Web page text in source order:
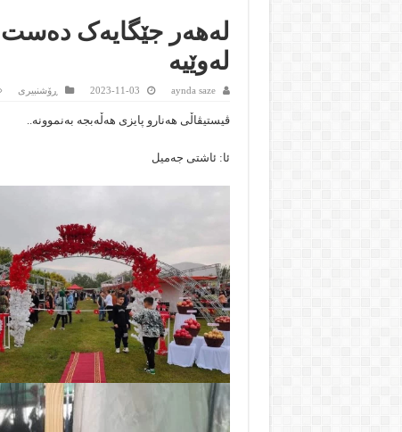
لەهەر جێگایەک
لەوێیە
aynda saze
2023-11-03 ڕۆشنبیرى
ڤیستیڤاڵی هەنارو پایزی هەڵەبجە بەنموونە..
ئا: ئاشتی جەمیل